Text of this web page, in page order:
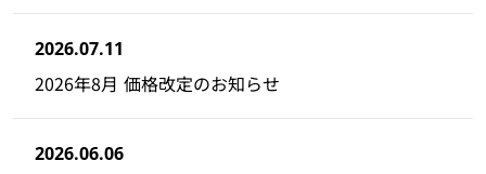
2026.07.11
2026年8月 価格改定のお知らせ
2026.06.06